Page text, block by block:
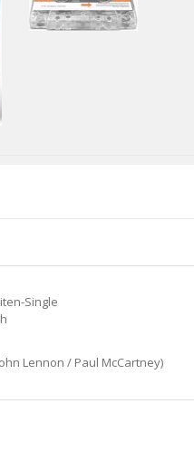
Single
Lennon / Paul McCartney)